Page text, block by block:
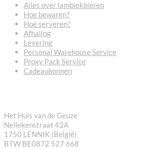
Alles over lambiekbieren
Hoe bewaren?
Hoe serveren?
Afhaling
Levering
Personal Warehouse Service
Proxy Pack Service
Cadeaubonnen
Het Huis van de Geuze
Nellekenstraat 42A
1750 LENNIK (België)
BTW BE0872 527 668